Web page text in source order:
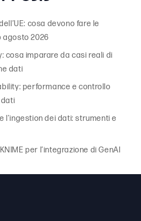
cosa devono fare le
agosto 2026
cosa imparare da casi reali di
dati
performance e controllo
l’ingestion dei dati: strumenti e
per l’integrazione di GenAI